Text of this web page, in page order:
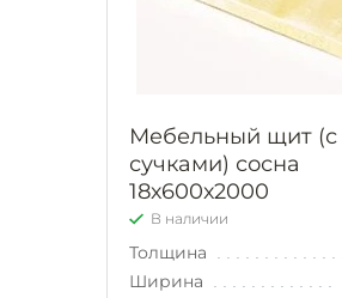
Мебельный щит (с
сучками) сосна
18х600х2000
В наличии
Толщина
Ширина